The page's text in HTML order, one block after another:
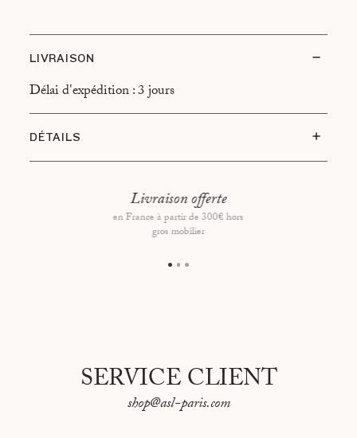
LIVRAISON
Délai d'expédition : 3 jours
DÉTAILS
Type d’encadrement : Cadre en chêne, montage
Dimensions hors tout : 73x 55,5 cm
Livraison offerte
en France à partir de 300€ hors
gros mobilier
SERVICE CLIENT
shop@asl-paris.com